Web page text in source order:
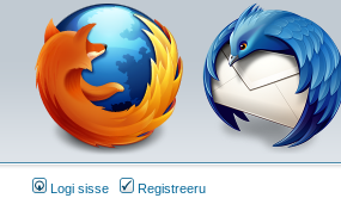
Logi sisse Registreeru